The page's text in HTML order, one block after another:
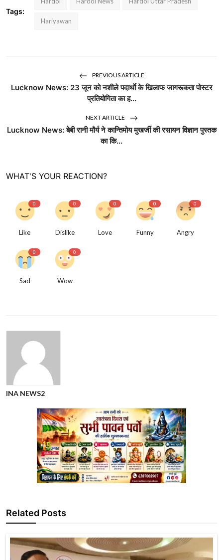
Tags:
Hariyawan
PREVIOUS ARTICLE
Lucknow News: 23 जून को नशीले पदार्थाे के खिलाफ जागरूकता पोस्टर
प्रतियोगिता का ह...
NEXT ARTICLE
Lucknow News: बेबी रानी मौर्य ने कान्तिमोय मुखर्जी की रसायन विज्ञान पुस्तक
का कि...
WHAT'S YOUR REACTION?
0
Like
0
Dislike
0
Love
0
Funny
0
Angry
0
Sad
0
Wow
INA NEWS2
Related Posts